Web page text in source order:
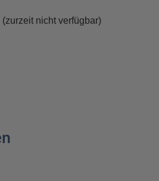
(zurzeit nicht verfügbar)